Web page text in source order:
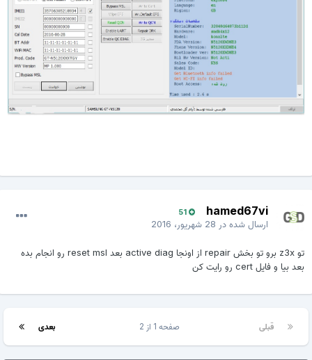
hamed67vi
51
ارسال شده در28 شهریور، 2016
تو z3x برو تو بخش repair از اونجا active diag بعد reset msl رو انجام بده
بعد بیا و فایل cert رو رایت کن
قبلی بعدی صفحه 1 از 2